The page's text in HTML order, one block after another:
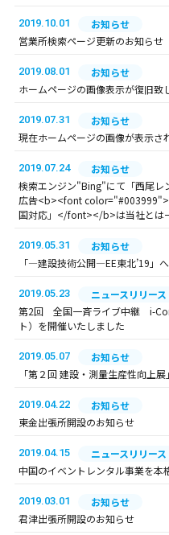
2019.10.01
お知らせ
営業所検索ページ更新のお知らせ
2019.08.01
お知らせ
ホームページの画像表示が復旧致
2019.07.31
お知らせ
現在ホームページの画像が表示さ
2019.07.24
お知らせ
検索エンジン"Bing"にて「西尾レ
広告<b><font
国対応」</font></b>は当社とは
2019.05.31
お知らせ
「―建設技術公開―EE東北’19」
2019.05.23
ニュースリリース
第2回 全国一斉ライブ中継 i-
ト）を開催いたしました
2019.05.07
お知らせ
「第２回 建設・測量生産性向上
2019.04.22
お知らせ
東金出張所開設のお知らせ
2019.04.15
ニュースリリース
中国のイベントレンタル事業を本
2019.03.01
お知らせ
君津出張所開設のお知らせ